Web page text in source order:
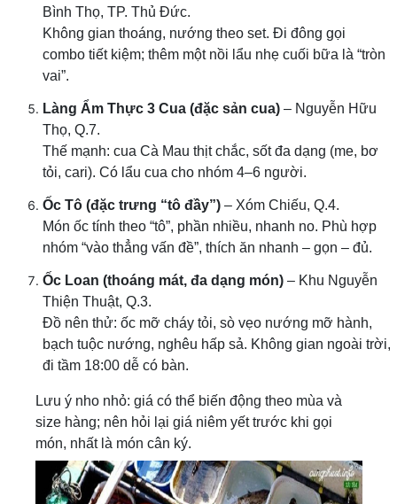
Bình Thọ, TP. Thủ Đức.
Không gian thoáng, nướng theo set. Đi đông gọi
combo tiết kiệm; thêm một nồi lẩu nhẹ cuối bữa là “tròn
vai”.
Làng Ẩm Thực 3 Cua (đặc sản cua)– Nguyễn Hữu
Thọ, Q.7.
Thế mạnh: cua Cà Mau thịt chắc, sốt đa dạng (me, bơ
tỏi, cari). Có lẩu cua cho nhóm 4–6 người.
Ốc Tô (đặc trưng “tô đầy”)– Xóm Chiếu, Q.4.
Món ốc tính theo “tô”, phần nhiều, nhanh no. Phù hợp
nhóm “vào thẳng vấn đề”, thích ăn nhanh – gọn – đủ.
Ốc Loan (thoáng mát, đa dạng món)– Khu Nguyễn
Thiện Thuật, Q.3.
Đồ nên thử: ốc mỡ cháy tỏi, sò vẹo nướng mỡ hành,
bạch tuộc nướng, nghêu hấp sả. Không gian ngoài trời,
đi tầm 18:00 dễ có bàn.
Lưu ý nho nhỏ: giá có thể biến động theo mùa và
size hàng; nên hỏi lại giá niêm yết trước khi gọi
món, nhất là món cân ký.